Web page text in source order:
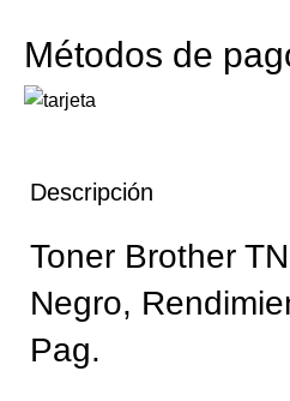
Métodos de
Descripción
Toner Brother
Negro,
Pag.